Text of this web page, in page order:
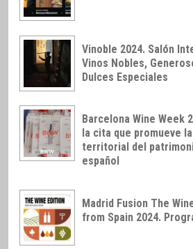
Vinoble 2024. Salón
Vinos Nobles,
Dulces Especiales
Barcelona Wine Week
la cita que promueve
territorial del
español
Madrid Fusion The
from Spain 2024.